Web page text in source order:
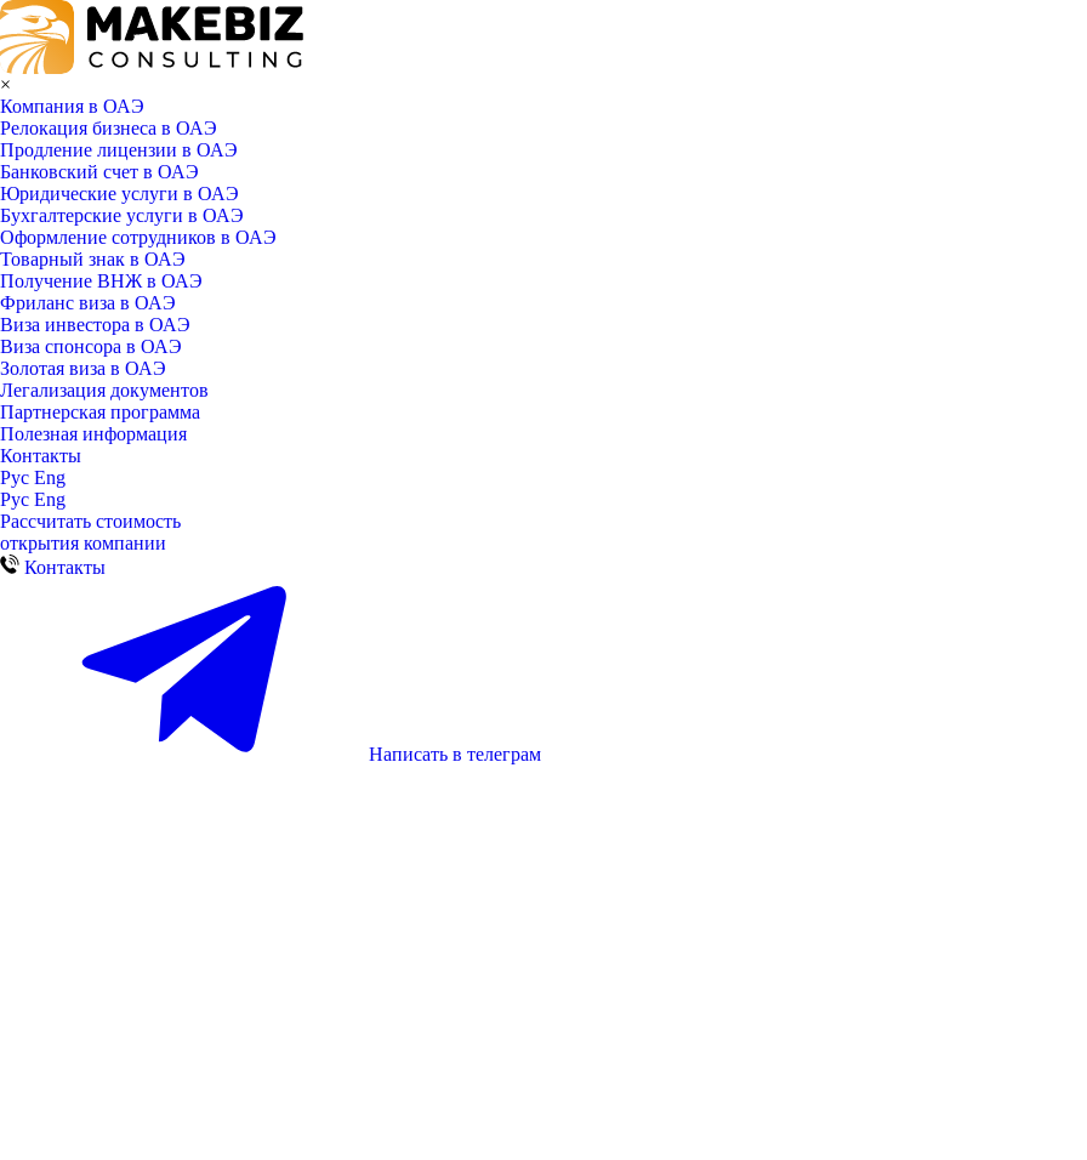
×
Компания в ОАЭ
Релокация бизнеса в ОАЭ
Продление лицензии в ОАЭ
Банковский счет в ОАЭ
Юридические услуги в ОАЭ
Бухгалтерские услуги в ОАЭ
Оформление сотрудников в ОАЭ
Товарный знак в ОАЭ
Получение ВНЖ в ОАЭ
Фриланс виза в ОАЭ
Виза инвестора в ОАЭ
Виза спонсора в ОАЭ
Золотая виза в ОАЭ
Легализация документов
Партнерская программа
Полезная информация
Контакты
Рус Eng
Рус Eng
Рассчитать стоимость
открытия компании
Контакты
Написать в телеграм